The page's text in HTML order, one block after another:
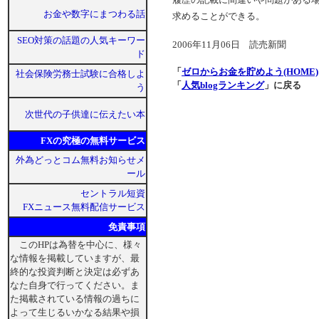
お金や数字にまつわる話
SEO対策の話題の人気キーワー
ド
社会保険労務士試験に合格しよ
う
次世代の子供達に伝えたい本
FXの究極の無料サービス
外為どっとコム無料お知らせメ
ール
セントラル短資
FXニュース無料配信サービス
免責事項
このHPは為替を中心に、様々
な情報を掲載していますが、最
終的な投資判断と決定は必ずあ
なた自身で行ってください。ま
た掲載されている情報の過ちに
よって生じるいかなる結果や損
求めることができる。
2006年11月06日 読売新聞
「 ゼロからお金を貯めよう(HOME)
「 人気blogランキング」に戻る